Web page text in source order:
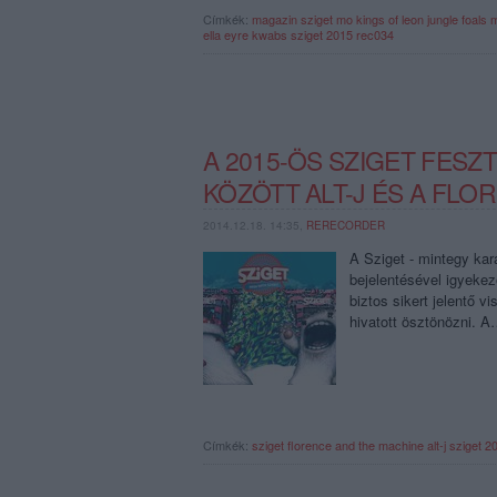
Címkék: magazin sziget mo kings of leon junglefoals
ella eyre kwabs sziget 2015 rec034
A 2015-ÖS SZIGET
KÖZÖTT ALT-J ÉS A
2014.12.18. 14:35, RERECORDER
A Sziget - mintegy
bejelentésével
biztos sikert jelentő
hivatott ösztönözni.
Címkék: szigetflorence and the machinealt-jsziget